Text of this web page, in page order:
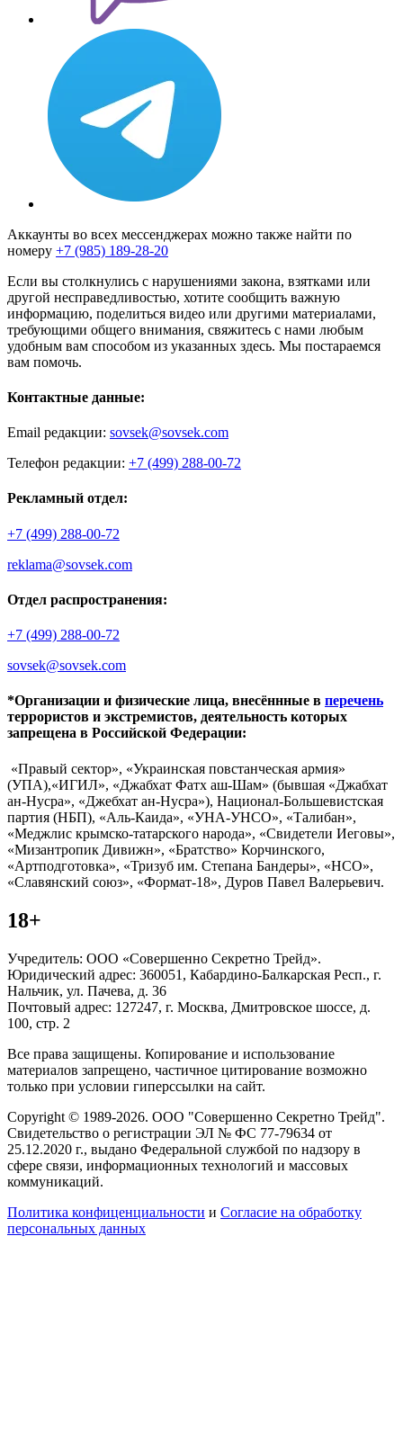
Аккаунты во всех мессенджерах можно также найти по
номеру +7 (985) 189-28-20
Если вы столкнулись с нарушениями закона, взятками или
другой несправедливостью, хотите сообщить важную
информацию, поделиться видео или другими материалами,
требующими общего внимания, свяжитесь с нами любым
удобным вам способом из указанных здесь. Мы постараемся
вам помочь.
Контактные данные:
Email редакции: sovsek@sovsek.com
Телефон редакции: +7 (499) 288-00-72
Рекламный отдел:
+7 (499) 288-00-72
reklama@sovsek.com
Отдел распространения:
+7 (499) 288-00-72
sovsek@sovsek.com
*Организации и физические лица, внесённные в перечень
террористов и экстремистов, деятельность которых
запрещена в Российской Федерации:
«Правый сектор», «Украинская повстанческая армия»
(УПА),«ИГИЛ», «Джабхат Фатх аш-Шам» (бывшая «Джабхат
ан-Нусра», «Джебхат ан-Нусра»), Национал-Большевистская
партия (НБП), «Аль-Каида», «УНА-УНСО», «Талибан»,
«Меджлис крымско-татарского народа», «Свидетели Иеговы»,
«Мизантропик Дивижн», «Братство» Корчинского,
«Артподготовка», «Тризуб им. Степана Бандеры», «НСО»,
«Славянский союз», «Формат-18», Дуров Павел Валерьевич.
18+
Учредитель: ООО «Совершенно Секретно Трейд».
Юридический адрес: 360051, Кабардино-Балкарская Респ., г.
Нальчик, ул. Пачева, д. 36
Почтовый адрес: 127247, г. Москва, Дмитровское шоссе, д.
100, стр. 2
Все права защищены. Копирование и использование
материалов запрещено, частичное цитирование возможно
только при условии гиперссылки на сайт.
Copyright © 1989-2026. ООО "Совершенно Секретно Трейд".
Свидетельство о регистрации ЭЛ № ФС 77-79634 от
25.12.2020 г., выдано Федеральной службой по надзору в
сфере связи, информационных технологий и массовых
коммуникаций.
Политика конфиценциальности и Согласие на обработку
персональных данных